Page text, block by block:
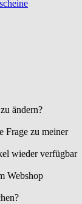
ändern?
Frage zu meiner
wieder verfügbar
Webshop